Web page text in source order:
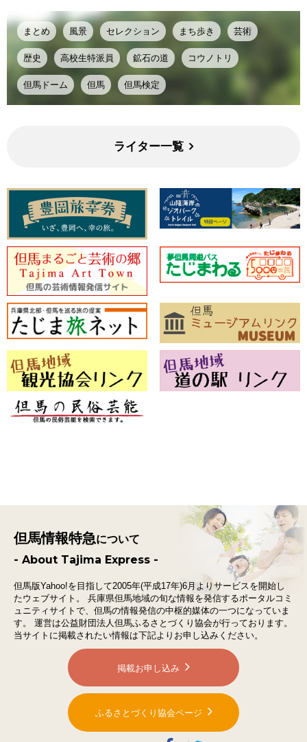
まとめ 風景 セレクション まち歩き 芸術
歴史 高校生特派員 鉱石の道 コウノトリ
但馬ドーム 但馬 但馬検定
ライター一覧
但馬情報特急について
- About Tajima Express -
但馬版Yahoo!を目指して2005年(平成17年)6月よりサービスを開始し
たウェブサイト。
兵庫県但馬地域の旬な情報を発信するポータルコミ
ュニティサイトで、 但馬の情報発信の中枢的媒体の一つになっていま
す。
運営は公益財団法人但馬ふるさとづくり協会が行っております。
当サイトに掲載されたい情報は下記よりお申し込みください。
掲載お申し込み
ふるさとづくり協会ページ